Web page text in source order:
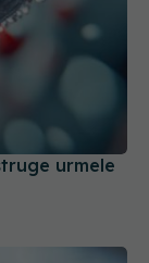
urmele